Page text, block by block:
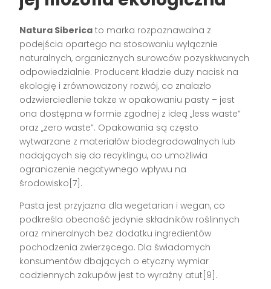
Natura Siberica to marka rozpoznawalna z
podejścia opartego na stosowaniu wyłącznie
naturalnych, organicznych surowców pozyskiwanych
odpowiedzialnie. Producent kładzie duży nacisk na
ekologię i zrównoważony rozwój, co znalazło
odzwierciedlenie także w opakowaniu pasty – jest
ona dostępna w formie zgodnej z ideą „less waste”
oraz „zero waste”. Opakowania są często
wytwarzane z materiałów biodegradowalnych lub
nadających się do recyklingu, co umożliwia
ograniczenie negatywnego wpływu na
środowisko[7].
Pasta jest przyjazna dla wegetarian i wegan, co
podkreśla obecność jedynie składników roślinnych
oraz mineralnych bez dodatku ingredientów
pochodzenia zwierzęcego. Dla świadomych
konsumentów dbających o etyczny wymiar
codziennych zakupów jest to wyraźny atut[9].